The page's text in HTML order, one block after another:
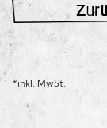
*inkl. MwSt.